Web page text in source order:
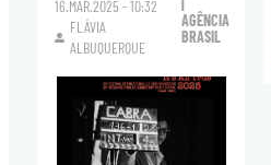
16.MAR.2025 - 10:32
FLÁVIA
ALBUQUERQUE
AGÊNCIA
BRASIL